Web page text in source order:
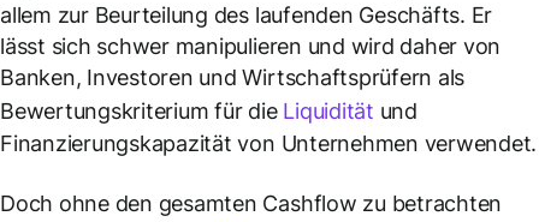
allem zur Beurteilung des laufenden Geschäfts. Er
lässt sich schwer manipulieren und wird daher von
Banken, Investoren und Wirtschaftsprüfern als
Bewertungskriterium für die Liquidität und
Finanzierungskapazität von Unternehmen verwendet.
Doch ohne den gesamten Cashflow zu betrachten